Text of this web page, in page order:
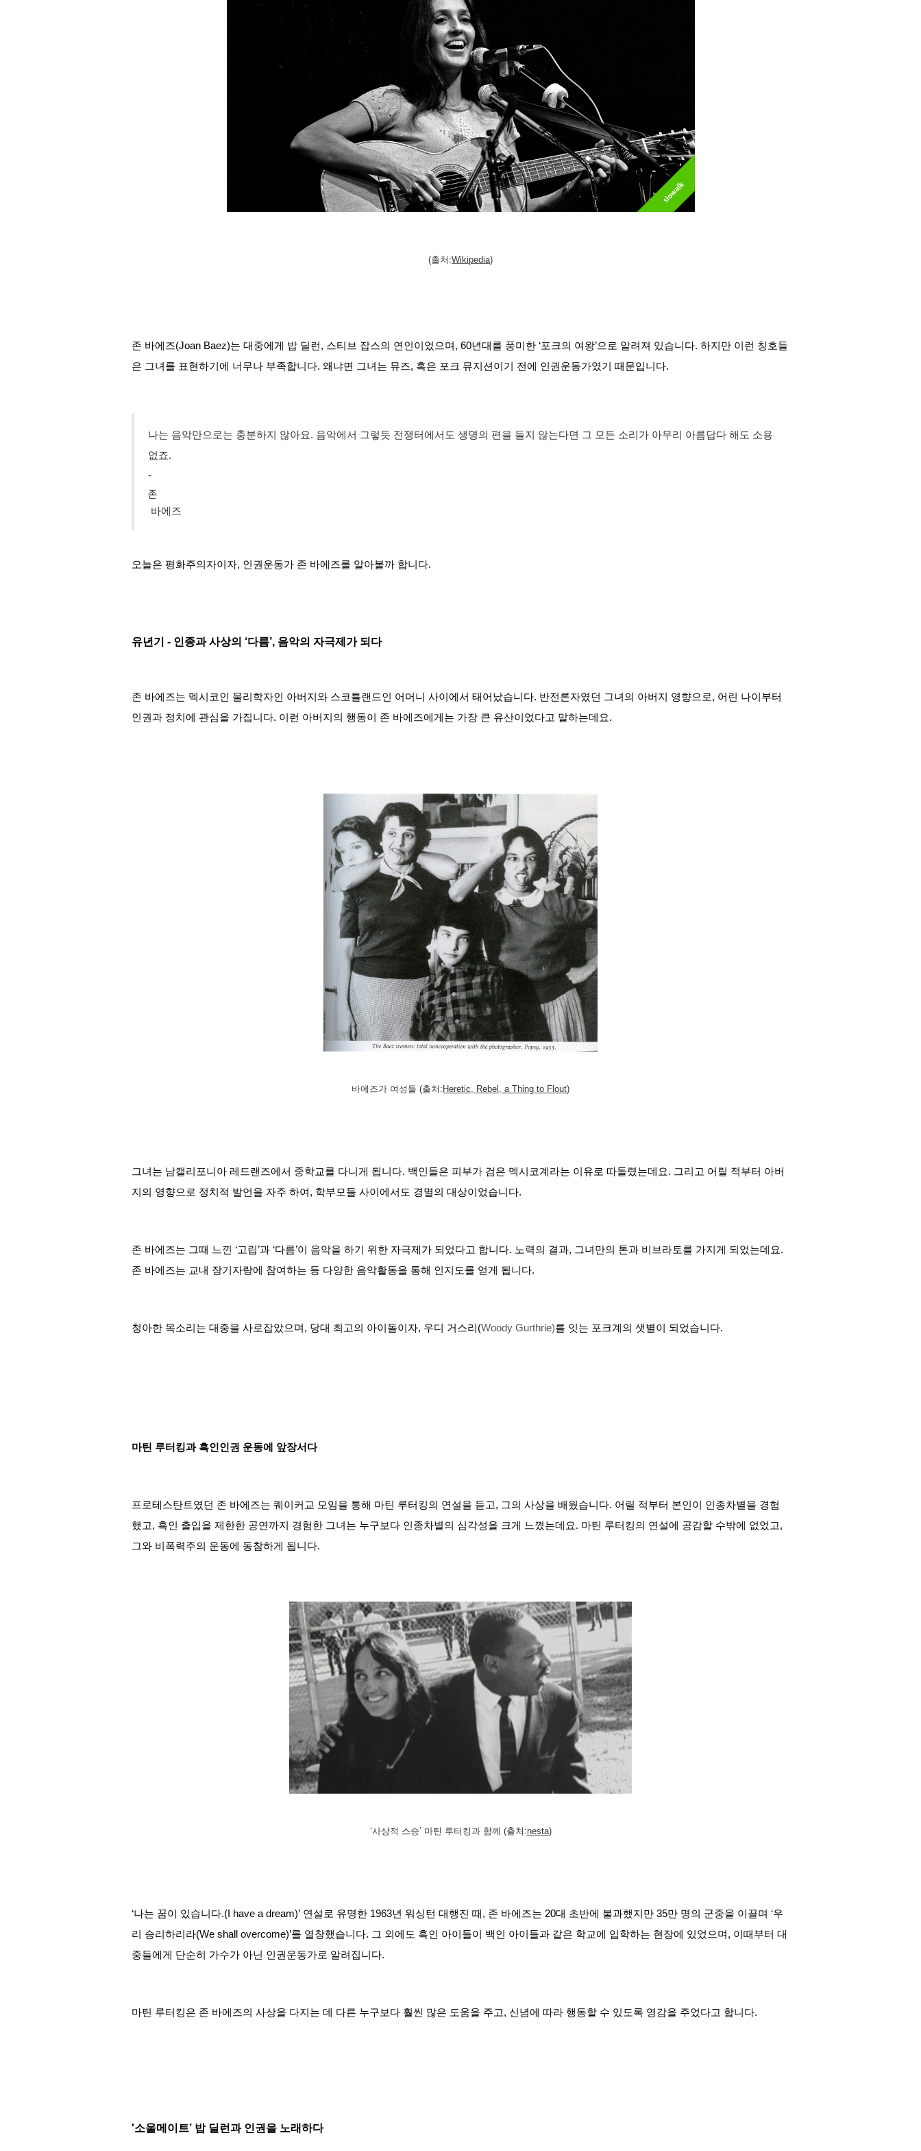
(출처:Wikipedia)
존 바에즈(Joan Baez)는 대중에게 밥 딜런, 스티브 잡스의 연인이었으며, 60년대를 풍미한 ‘포크의 여왕’으로 알려져 있습니다. 하지만 이런 칭호들
은 그녀를 표현하기에 너무나 부족합니다. 왜냐면 그녀는 뮤즈, 혹은 포크 뮤지션이기 전에 인권운동가였기 때문입니다.
나는 음악만으로는 충분하지 않아요. 음악에서 그렇듯 전쟁터에서도 생명의 편을 들지 않는다면 그 모든 소리가 아무리 아름답다 해도 소용
없죠.
-
존
바에즈
오늘은 평화주의자이자, 인권운동가 존 바에즈를 알아볼까 합니다.
유년기 - 인종과 사상의 ‘다름’, 음악의 자극제가 되다
존 바에즈는 멕시코인 물리학자인 아버지와 스코틀랜드인 어머니 사이에서 태어났습니다. 반전론자였던 그녀의 아버지 영향으로, 어린 나이부터
인권과 정치에 관심을 가집니다. 이런 아버지의 행동이 존 바에즈에게는 가장 큰 유산이었다고 말하는데요.
바에즈가 여성들 (출처: Heretic, Rebel, a Thing to Flout)
그녀는 남캘리포니아 레드랜즈에서 중학교를 다니게 됩니다. 백인들은 피부가 검은 멕시코계라는 이유로 따돌렸는데요. 그리고 어릴 적부터 아버
지의 영향으로 정치적 발언을 자주 하여, 학부모들 사이에서도 경멸의 대상이었습니다.
존 바에즈는 그때 느낀 ‘고립’과 ‘다름’이 음악을 하기 위한 자극제가 되었다고 합니다. 노력의 결과, 그녀만의 톤과 비브라토를 가지게 되었는데요.
존 바에즈는 교내 장기자랑에 참여하는 등 다양한 음악활동을 통해 인지도를 얻게 됩니다.
청아한 목소리는 대중을 사로잡았으며, 당대 최고의 아이돌이자, 우디 거스리(Woody Gurthrie)를 잇는 포크계의 샛별이 되었습니다.
마틴 루터킹과 흑인인권 운동에 앞장서다
프로테스탄트였던 존 바에즈는 퀘이커교 모임을 통해 마틴 루터킹의 연설을 듣고, 그의 사상을 배웠습니다. 어릴 적부터 본인이 인종차별을 경험
했고, 흑인 출입을 제한한 공연까지 경험한 그녀는 누구보다 인종차별의 심각성을 크게 느꼈는데요. 마틴 루터킹의 연설에 공감할 수밖에 없었고,
그와 비폭력주의 운동에 동참하게 됩니다.
‘사상적 스승’ 마틴 루터킹과 함께 (출처:nesta)
‘나는 꿈이 있습니다.(I have a dream)’ 연설로 유명한 1963년 워싱턴 대행진 때, 존 바에즈는 20대 초반에 불과했지만 35만 명의 군중을 이끌며 ‘우
리 승리하리라(We shall overcome)’를 열창했습니다. 그 외에도 흑인 아이들이 백인 아이들과 같은 학교에 입학하는 현장에 있었으며, 이때부터 대
중들에게 단순히 가수가 아닌 인권운동가로 알려집니다.
마틴 루터킹은 존 바에즈의 사상을 다지는 데 다른 누구보다 훨씬 많은 도움을 주고, 신념에 따라 행동할 수 있도록 영감을 주었다고 합니다.
'소울메이트’ 밥 딜런과 인권을 노래하다